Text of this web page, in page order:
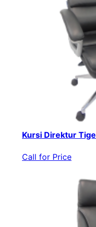
Kursi Direktur
Call for Price